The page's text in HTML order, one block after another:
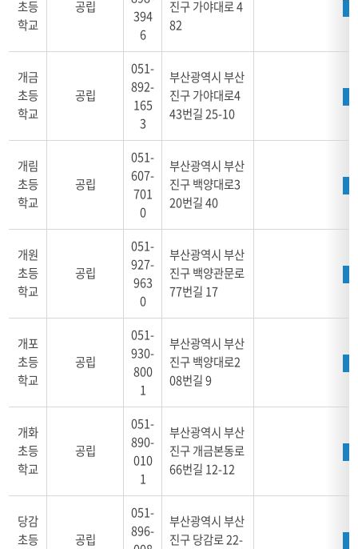
명,
표
전
주
소,
치,
교
미,
페
로
구
초등
학교
공립
394
6
진구 가야대로 4
82
개금
초등
학교
공립
051-
892-
165
3
부산광역시 부산
진구 가야대로4
43번길 25-10
개림
초등
학교
공립
051-
607-
701
0
부산광역시 부산
진구 백양대로3
20번길 40
개원
초등
학교
공립
051-
927-
963
0
부산광역시 부산
진구 백양관문로
77번길 17
개포
초등
학교
공립
051-
930-
800
1
부산광역시 부산
진구 백양대로2
08번길 9
개화
초등
학교
공립
051-
890-
010
1
부산광역시 부산
진구 개금본동로
66번길 12-12
당감
초등
공립
051-
896-
부산광역시 부산
진구 당감로 22-